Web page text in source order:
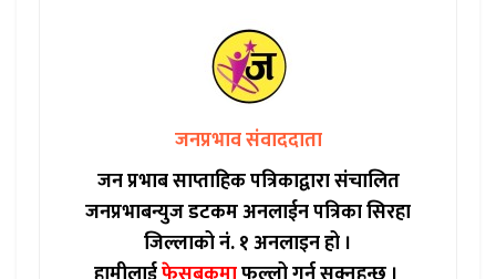
जनप्रभाव संवाददाता
जन प्रभाब साप्ताहिक पत्रिकाद्वारा संचालित
जनप्रभाबन्युज डटकम अनलाईन पत्रिका सिरहा
जिल्लाको नं. १ अनलाइन हो ।